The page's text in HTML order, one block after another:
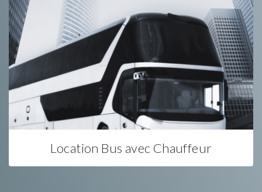
Location Bus avec Chauffeur